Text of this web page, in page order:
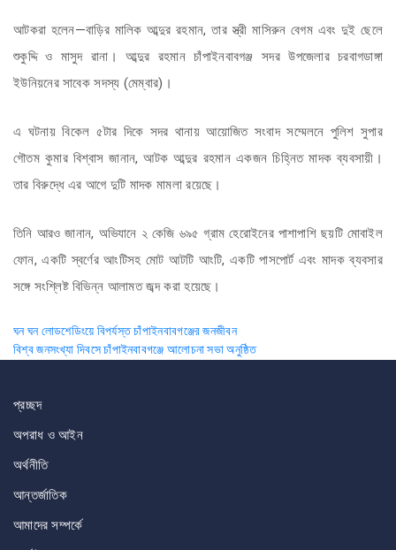
আটকরা হলেন—বাড়ির মালিক আব্দুর রহমান, তার স্ত্রী মাসিরুন বেগম এবং দুই ছেলে
শুকুদ্দি ও মাসুদ রানা। আব্দুর রহমান চাঁপাইনবাবগঞ্জ সদর উপজেলার চরবাগডাঙ্গা
ইউনিয়নের সাবেক সদস্য (মেম্বার)।
এ ঘটনায় বিকেল ৫টার দিকে সদর থানায় আয়োজিত সংবাদ সম্মেলনে পুলিশ সুপার
গৌতম কুমার বিশ্বাস জানান, আটক আব্দুর রহমান একজন চিহ্নিত মাদক ব্যবসায়ী।
তার বিরুদ্ধে এর আগে দুটি মাদক মামলা রয়েছে।
তিনি আরও জানান, অভিযানে ২ কেজি ৬৯৫ গ্রাম হেরোইনের পাশাপাশি ছয়টি মোবাইল
ফোন, একটি স্বর্ণের আংটিসহ মোট আটটি আংটি, একটি পাসপোর্ট এবং মাদক ব্যবসার
সঙ্গে সংশ্লিষ্ট বিভিন্ন আলামত জব্দ করা হয়েছে।
Post
navigation
ঘন ঘন লোডশেডিংয়ে বিপর্যস্ত চাঁপাইনবাবগঞ্জের জনজীবন
বিশ্ব জনসংখ্যা দিবসে চাঁপাইনবাবগঞ্জে আলোচনা সভা অনুষ্ঠিত
প্রচ্ছদ
অপরাধ ও আইন
অর্থনীতি
আন্তর্জাতিক
আমাদের সম্পর্কে